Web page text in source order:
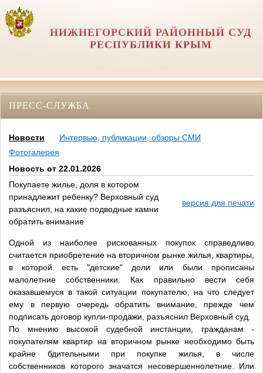
НИЖНЕГОРСКИЙ РАЙОННЫЙ СУД
РЕСПУБЛИКИ КРЫМ
ПРЕСС-СЛУЖБА
Новости
Интервью, публикации, обзоры СМИ
Фотогалерея
Новость от 22.01.2026
Покупаете жилье, доля в котором
принадлежит ребенку? Верховный суд
разъяснил, на какие подводные камни
обратить внимание
версия для печати
Одной из наиболее рискованных покупок справедливо
считается приобретение на вторичном рынке жилья, квартиры,
в которой есть "детские" доли или были прописаны
малолетние собственники. Как правильно вести себя
оказавшемуся в такой ситуации покупателю, на что следует
ему в первую очередь обратить внимание, прежде чем
подписать договор купли-продажи, разъяснил Верховный суд.
По мнению высокой судебной инстанции, гражданам -
покупателям квартир на вторичном рынке необходимо быть
крайне бдительными при покупке жилья, в числе
собственников которого значатся несовершеннолетние. Или